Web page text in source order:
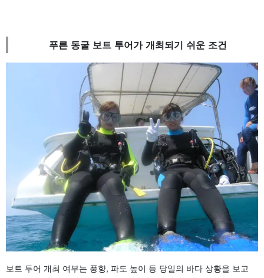
푸른 동굴 보트 투어가 개최되기 쉬운 조건
보트 투어 개최 여부는 풍향, 파도 높이 등 당일의 바다 상황을 보고